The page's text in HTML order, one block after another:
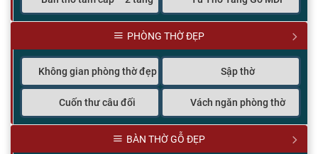
PHÒNG THỜ ĐẸP
Không gian phòng thờ đẹp Sập thờ
Cuốn thư câu đối Vách ngăn phòng thờ
BÀN THỜ GỖ ĐẸP